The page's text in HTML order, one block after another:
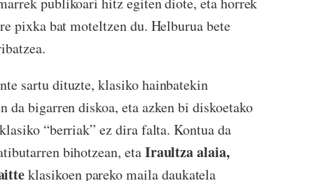
pixka bat moteltzen du. Helburua bete
sartu dituzte, klasiko hainbatekin
da bigarren diskoa, eta azken bi diskoetako
“berriak” ez dira falta. Kontua da
bihotzean, etaIraultza alaia,
klasikoen pareko maila daukatela